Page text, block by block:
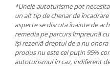
*Unele autoturisme pot
un alt tip de chenar de
aspecte se discuta înainte de
remedia pe parcurs împreună
își rezervă dreptul de a nu
produs nu este cel puțin 95%
autoturismul în caz, indiferent